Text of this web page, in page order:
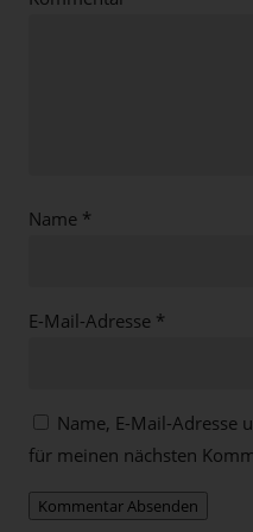
Name *
E-Mail-Adresse *
Name, E-Mail-Adresse
für meinen nächsten
Kommentar Absenden